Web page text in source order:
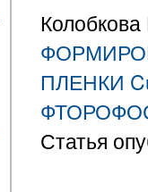
ПЛЕНКИ
Статья